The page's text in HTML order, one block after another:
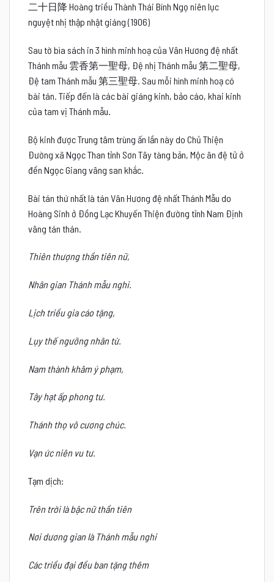
二十日降 Hoàng triều Thành Thái Bính Ngọ niên lục
nguyệt nhị thập nhật giáng(1906)
Sau tờ bìa sách in 3 hình minh hoạ của Vân Hương đệ nhất
Thánh mẫu 雲香第一聖母, Đệ nhị Thánh mẫu 第二聖母,
Đệ tam Thánh mẫu 第三聖母. Sau mỗi hình minh hoạ có
bài tán. Tiếp đến là các bài giáng kinh, bảo cáo, khai kinh
của tam vị Thánh mẫu.
Bộ kinh được Trung tâm trùng ấn lần này do Chủ Thiện
Đường xã Ngọc Than tỉnh Sơn Tây tàng bản, Mộc ân đệ tử ở
đền Ngọc Giang vâng san khắc.
Bài tán thứ nhất là tán Vân Hương đệ nhất Thánh Mẫu do
Hoàng Sinh ở Đồng Lạc Khuyến Thiện đường tỉnh Nam Định
vâng tán thán.
Thiên thượng thần tiên nữ,
Nhân gian Thánh mẫu nghi.
Lịch triều gia cáo tặng,
Lụy thế ngưỡng nhân từ.
Nam thành khâm ý phạm,
Tây hạt ấp phong tư.
Thánh thọ vô cương chúc.
Vạn ức niên vu tư.
Tạm dịch:
Trên trời là bậc nữ thần tiên
Nơi dương gian là Thánh mẫu nghi
Các triều đại đều ban tặng thêm